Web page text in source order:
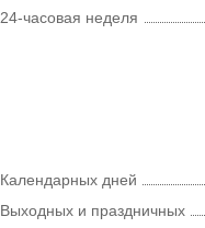
24-часовая неделя
Календарных дней
Выходных и праздничных